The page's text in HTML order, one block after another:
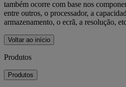
também ocorre com base nos
entre outros, o processador, a
armazenamento, o ecrã, a resolução,
Voltar ao início
Produtos
Produtos